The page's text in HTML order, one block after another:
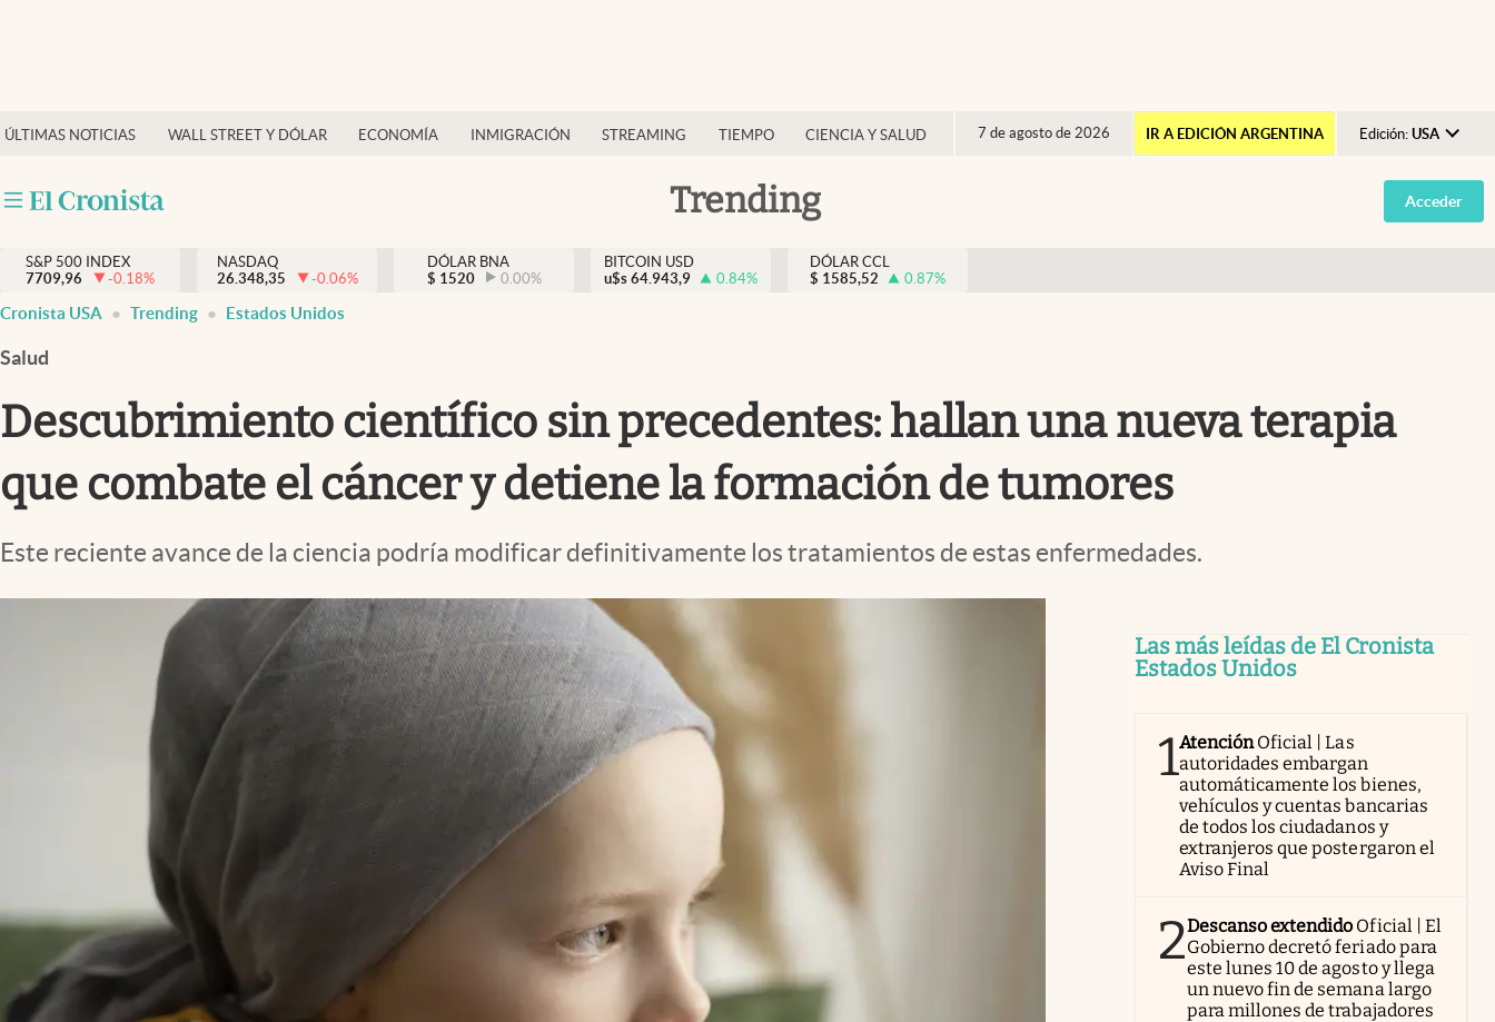
ÚLTIMAS NOTICIAS WALL STREET Y DÓLAR ECONOMÍA INMIGRACIÓN STREAMING TIEMPO CIENCIA Y SALUD 7 de agosto de 2026 IR A EDICIÓN ARGENTINA Edición: USA
Argentina
España
Trending
Finanzas y economía
Inmigración
Trending
Streaming
Lifestyle
Acceder
S&P 500 INDEX
7709,96
-0.18%
NASDAQ
26.348,35
-0.06%
DÓLAR BNA
$ 1520 0.00%
BITCOIN USD
u$s 64.943,9 0.84%
DÓLAR CCL
$ 1585,52 0.87%
Cronista USA Trending Estados Unidos
Salud
Descubrimiento científico sin precedentes: hallan una nueva terapia
que combate el cáncer y detiene la formación de tumores
Este reciente avance de la ciencia podría modificar definitivamente los tratamientos de estas enfermedades.
Las más leídas de El Cronista
Estados Unidos
1AtenciónOficial | Las
autoridades embargan
automáticamente los bienes,
vehículos y cuentas bancarias
de todos los ciudadanos y
extranjeros que postergaron el
Aviso Final
2Descanso extendido Oficial | El
Gobierno decretó feriado para
este lunes 10 de agosto y llega
un nuevo fin de semana largo
para millones de trabajadores